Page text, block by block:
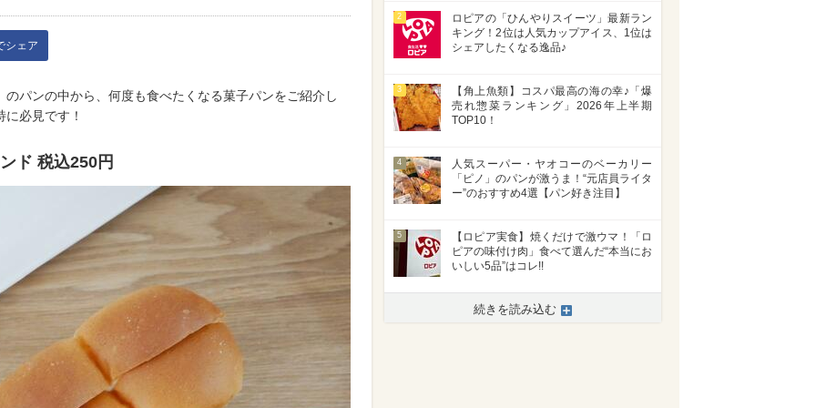
シェア
パンの中から、何度も食べたくなる菓子パンをご紹介し
必見です！
ド 税込250円
2
ロピアの「ひんやりスイーツ」最新ラン
キング！2位は人気カップアイス、1位は
シェアしたくなる逸品♪
3
【角上魚類】コスパ最高の海の幸♪「爆
売れ惣菜ランキング」2026年上半期
TOP10！
4
人気スーパー・ヤオコーのベーカリー
「ピノ」のパンが激うま！“元店員ライタ
ー”のおすすめ4選【パン好き注目】
5
【ロピア実食】焼くだけで激ウマ！「ロ
ピアの味付け肉」食べて選んだ“本当にお
いしい5品”はコレ!!
続きを読み込む